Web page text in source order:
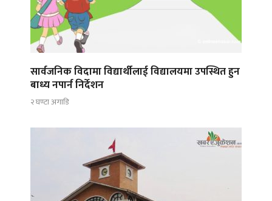
सार्वजनिक विदामा विद्यार्थीलाई विद्यालयमा उपस्थित हुन
बाध्य नपार्न निर्देशन
२ घण्टा अगाडि